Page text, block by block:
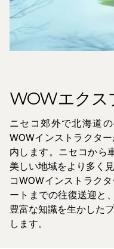
WOWエクス
ニセコ郊外で北海道
WOWインストラクタ
内します。ニセコから
美しい地域をより多く
コWOWインストラク
ートまでの往復送迎と
豊富な知識を生かした
します。